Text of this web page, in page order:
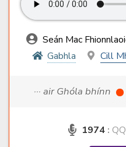
Seán Mac
Gabhla
Cill
··· air Ghóla bhínn
1974 :